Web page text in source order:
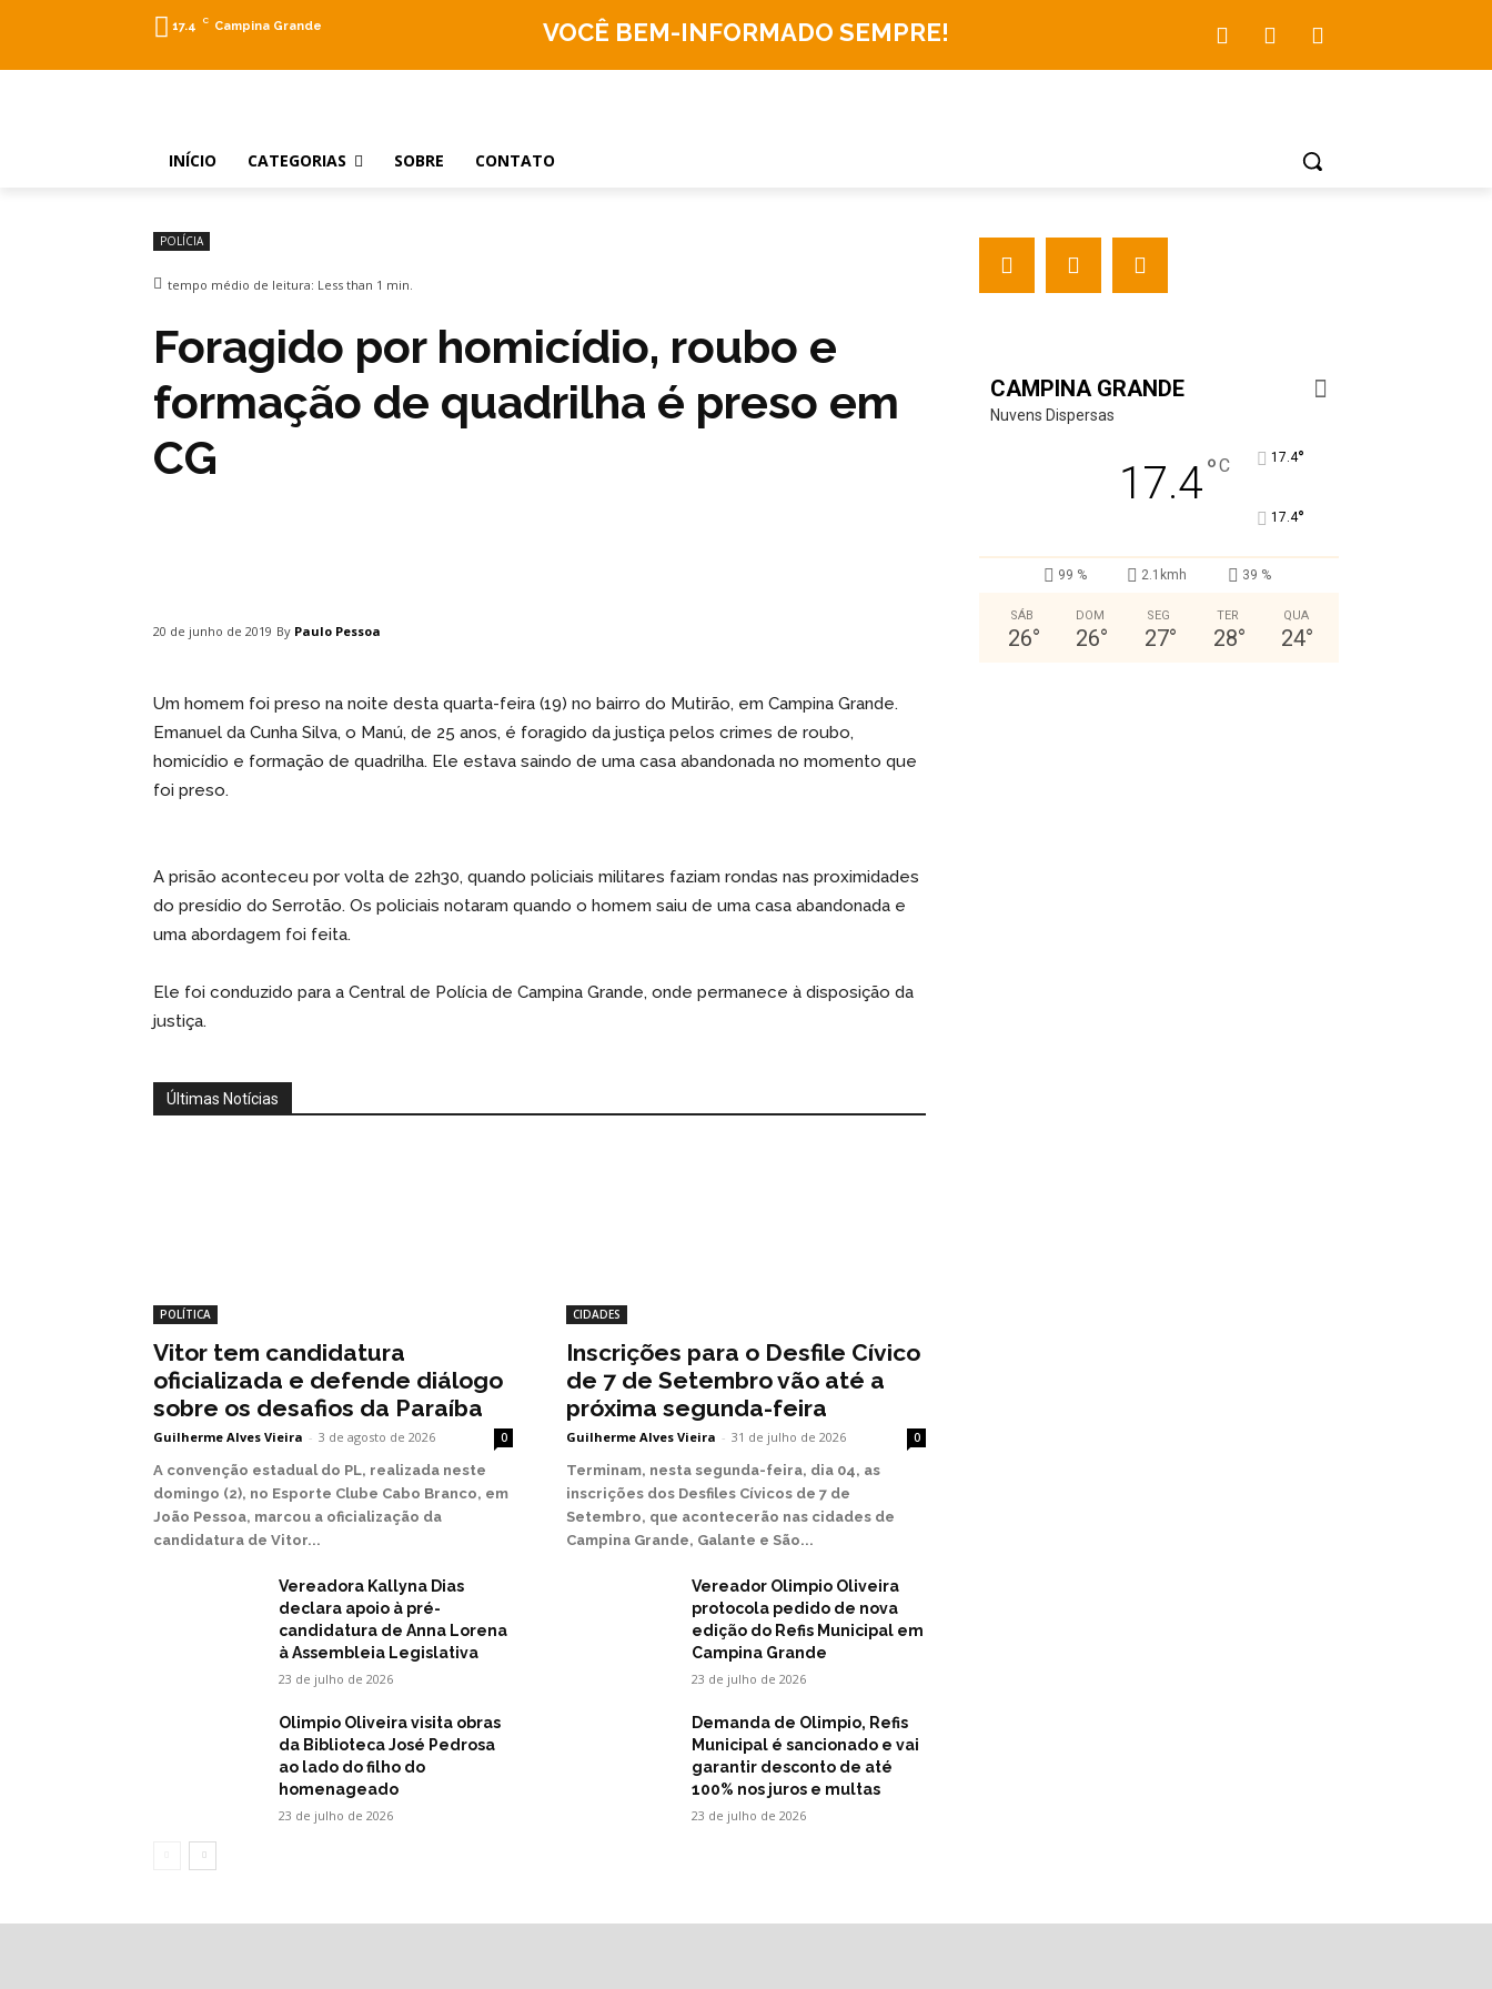
17.4 C Campina Grande VOCÊ BEM-INFORMADO SEMPRE!
INÍCIO CATEGORIAS SOBRE CONTATO
POLÍCIA
tempo médio de leitura: Less than 1 min.
Foragido por homicídio, roubo e
formação de quadrilha é preso em
CG
20 de junho de 2019 By Paulo Pessoa
Um homem foi preso na noite desta quarta-feira (19) no bairro do Mutirão, em Campina Grande.
Emanuel da Cunha Silva, o Manú, de 25 anos, é foragido da justiça pelos crimes de roubo,
homicídio e formação de quadrilha. Ele estava saindo de uma casa abandonada no momento que
foi preso.
A prisão aconteceu por volta de 22h30, quando policiais militares faziam rondas nas proximidades
do presídio do Serrotão. Os policiais notaram quando o homem saiu de uma casa abandonada e
uma abordagem foi feita.
Ele foi conduzido para a Central de Polícia de Campina Grande, onde permanece à disposição da
justiça.
Últimas Notícias
POLÍTICA
Vitor tem candidatura
oficializada e defende diálogo
sobre os desafios da Paraíba
Guilherme Alves Vieira - 3 de agosto de 2026 0
A convenção estadual do PL, realizada neste
domingo (2), no Esporte Clube Cabo Branco, em
João Pessoa, marcou a oficialização da
candidatura de Vitor...
CIDADES
Inscrições para o Desfile Cívico
de 7 de Setembro vão até a
próxima segunda-feira
Guilherme Alves Vieira - 31 de julho de 2026 0
Terminam, nesta segunda-feira, dia 04, as
inscrições dos Desfiles Cívicos de 7 de
Setembro, que acontecerão nas cidades de
Campina Grande, Galante e São...
Vereadora Kallyna Dias
declara apoio à pré-
candidatura de Anna Lorena
à Assembleia Legislativa
23 de julho de 2026
Vereador Olimpio Oliveira
protocola pedido de nova
edição do Refis Municipal em
Campina Grande
23 de julho de 2026
Olimpio Oliveira visita obras
da Biblioteca José Pedrosa
ao lado do filho do
homenageado
23 de julho de 2026
Demanda de Olimpio, Refis
Municipal é sancionado e vai
garantir desconto de até
100% nos juros e multas
23 de julho de 2026
CAMPINA GRANDE
Nuvens Dispersas
17.4°C 17.4°
17.4°
99 % 2.1kmh 39 %
SÁB
26°
DOM
26°
SEG
27°
TER
28°
QUA
24°